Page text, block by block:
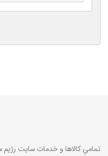
تمامي كالاها و خدمات سایت